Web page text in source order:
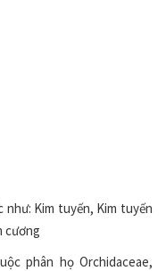
như: Kim tuyến, Kim tuyến
cương
phân họ Orchidaceae,